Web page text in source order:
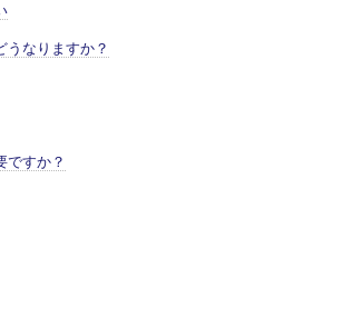
うなりますか？
ですか？